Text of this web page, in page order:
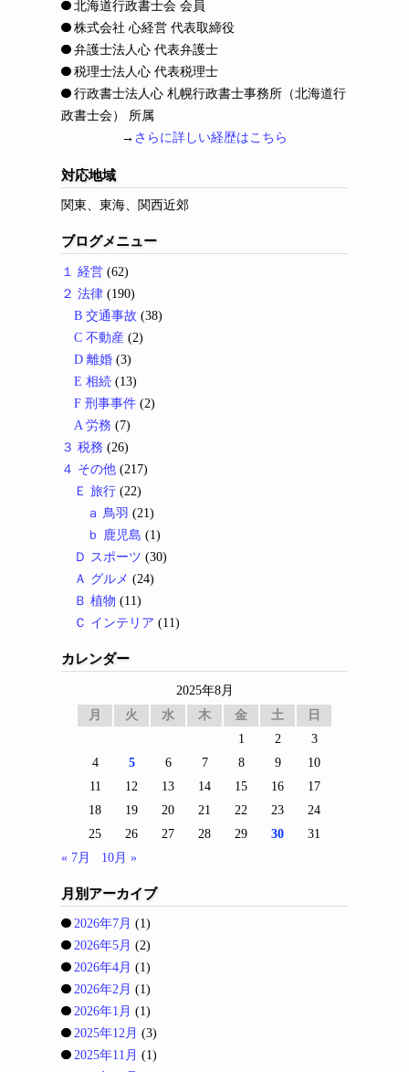
北海道行政書士会 会員
株式会社 心経営 代表取締役
弁護士法人心 代表弁護士
税理士法人心 代表税理士
行政書士法人心 札幌行政書士事務所（北海道行
政書士会） 所属
→ さらに詳しい経歴はこちら
対応地域
関東、東海、関西近郊
ブログメニュー
１ 経営 (62)
２ 法律 (190)
B 交通事故 (38)
C 不動産 (2)
D 離婚 (3)
E 相続 (13)
F 刑事事件 (2)
A 労務 (7)
３ 税務 (26)
４ その他 (217)
Ｅ 旅行 (22)
ａ 鳥羽 (21)
ｂ 鹿児島 (1)
Ｄ スポーツ (30)
Ａ グルメ (24)
Ｂ 植物 (11)
Ｃ インテリア (11)
カレンダー
2025年8月
月
火 水 木 金 土
日
1
2
3
4
5 6 7 8 9
10
11
12 13 14 15 16
17
18
19 20 21 22 23
24
25
26 27 28 29 30
31
« 7月
10月 »
月別アーカイブ
2026年7月 (1)
2026年5月 (2)
2026年4月 (1)
2026年2月 (1)
2026年1月 (1)
2025年12月 (3)
2025年11月 (1)